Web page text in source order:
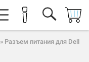
» Разъем питания для Dell